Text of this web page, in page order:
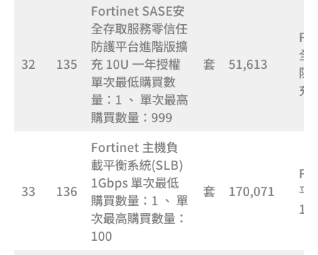
32 135
Fortinet SASE安
全存取服務零信任
防護平台進階版擴
充 10U 一年授權
單次最低購買數
量：1 、 單次最高
購買數量：999
套 51,613
全
防
充
33 136
Fortinet 主機負
載平衡系統(SLB)
1Gbps 單次最低
購買數量：1 、 單
次最高購買數量：
100
套 170,071
平